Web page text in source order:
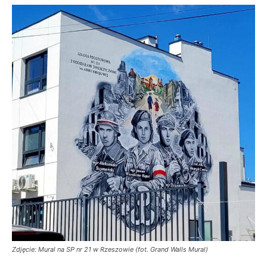
Zdjęcie: Mural na SP nr 21 w Rzeszowie (fot. Grand Walls Mural)